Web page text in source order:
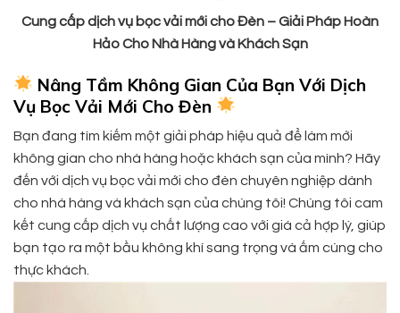
Cung cấp dịch vụ bọc vải mới cho Đèn – Giải Pháp Hoàn
Hảo Cho Nhà Hàng và Khách Sạn
Nâng Tầm Không Gian Của Bạn Với Dịch
Vụ Bọc Vải Mới Cho Đèn
Bạn đang tìm kiếm một giải pháp hiệu quả để làm mới
không gian cho nhà hàng hoặc khách sạn của mình? Hãy
đến với dịch vụ bọc vải mới cho đèn chuyên nghiệp dành
cho nhà hàng và khách sạn của chúng tôi! Chúng tôi cam
kết cung cấp dịch vụ chất lượng cao với giá cả hợp lý, giúp
bạn tạo ra một bầu không khí sang trọng và ấm cúng cho
thực khách.